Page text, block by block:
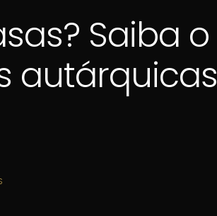
Saiba o
autárquicas